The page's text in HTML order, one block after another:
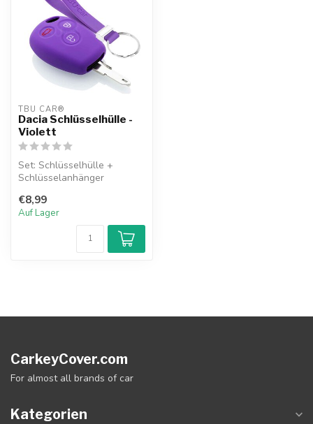
TBU CAR®
Dacia Schlüsselhülle -
Violett
Set: Schlüsselhülle +
Schlüsselanhänger
€8,99
Auf Lager
CarkeyCover.com
For almost all brands of car
Kategorien